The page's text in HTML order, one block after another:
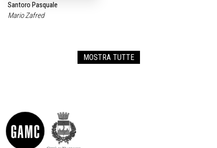
Santoro Pasquale
Mario Zafred
MOSTRA TUTTE